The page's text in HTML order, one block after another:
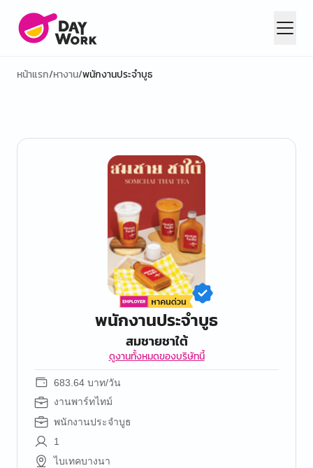
หน้าแรก/หางาน/พนักงานประจำบูธ
พนักงานประจำบูธ
สมชายชาใต้
ดูงานทั้งหมดของบริษัทนี้
683.64 บาท/วัน
งานพาร์ทไทม์
พนักงานประจำบูธ
1
ไบเทคบางนา